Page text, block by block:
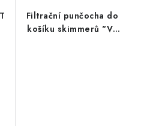
Filtrační punčocha do
košíku skimmerů "V"